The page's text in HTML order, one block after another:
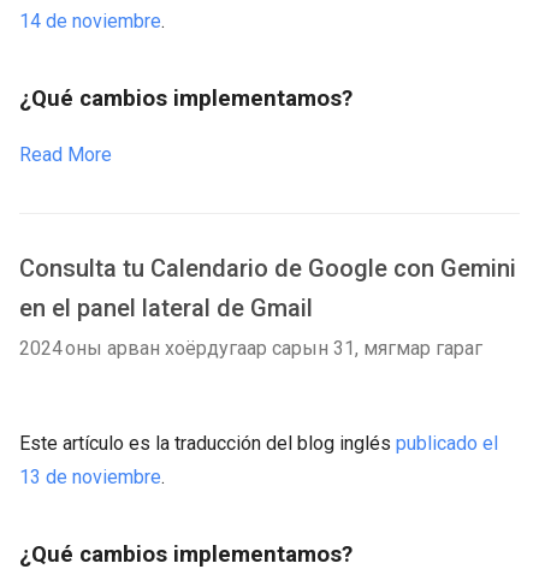
14 de noviembre.
¿Qué cambios implementamos?
Read More
Consulta tu Calendario de Google con Gemini
en el panel lateral de Gmail
2024 оны арван хоёрдугаар сарын 31, мягмар гараг
Este artículo es la traducción del blog inglés publicado el
13 de noviembre.
¿Qué cambios implementamos?